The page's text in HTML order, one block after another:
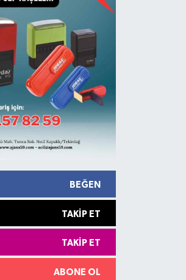
BEĞEN
TAKIP ET
TAKIP ET
ABONE OL